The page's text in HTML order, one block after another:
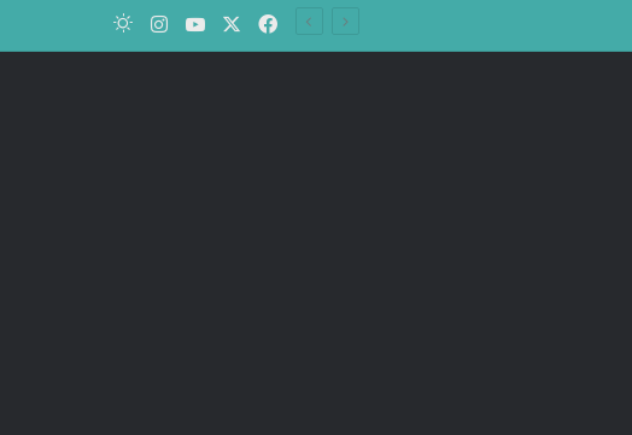
فيسبوك‫YouTube
انستقرامالوضع المظلم